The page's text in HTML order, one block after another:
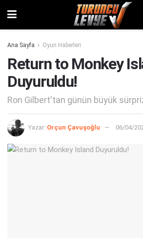
Ana Sayfa Oyun Haberleri
Return to Monkey
Duyuruldu!
Ron Gilbert'tan günün büyük
Yazar: Orçun Çavuşoğlu 06/04/